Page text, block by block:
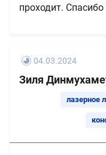
проходит.
04.03.2024
Зиля
лазерное